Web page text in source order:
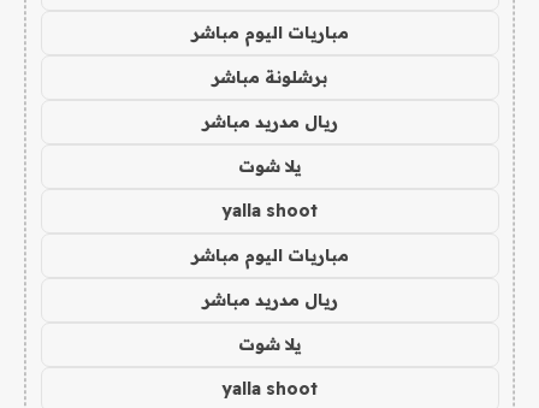
مباريات اليوم مباشر
برشلونة مباشر
ريال مدريد مباشر
يلا شوت
yalla shoot
مباريات اليوم مباشر
ريال مدريد مباشر
يلا شوت
yalla shoot